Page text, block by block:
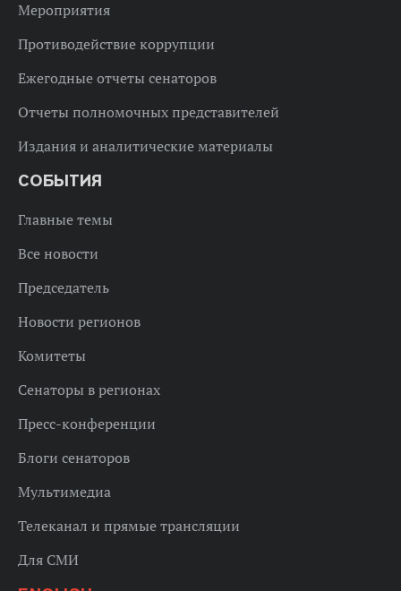
Мероприятия
Противодействие коррупции
Ежегодные отчеты сенаторов
Отчеты полномочных представителей
Издания и аналитические материалы
СОБЫТИЯ
Главные темы
Все новости
Председатель
Новости регионов
Комитеты
Сенаторы в регионах
Пресс-конференции
Блоги сенаторов
Мультимедиа
Телеканал и прямые трансляции
Для СМИ